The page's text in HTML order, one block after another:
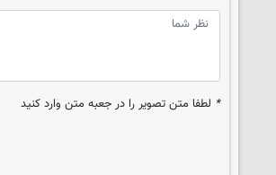
* لطفا متن تصویر را در جعبه متن وارد کنید